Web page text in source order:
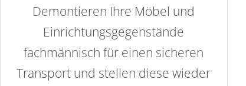
Schönheitsreparaturen für die
Wohnungsübergabe ausführen –
genießen Sie Ihr neues Zuhause und
wir übernehmen für Sie.